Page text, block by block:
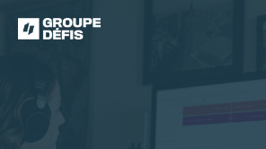
au